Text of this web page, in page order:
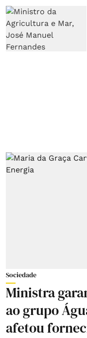
Sociedade
Ministra
ao grupo
afetou